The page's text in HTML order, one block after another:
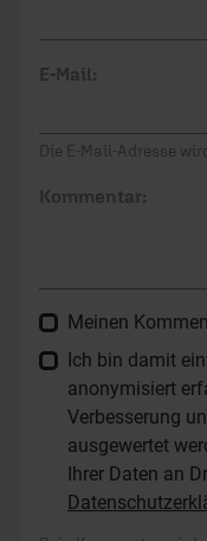
E-Mail:
Die E-Mail-Adresse
Kommentar:
Meinen
Ich bin damit
anonymisiert
Verbesserung
ausgewertet
Ihrer Daten an